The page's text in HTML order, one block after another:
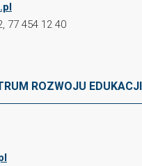
77 454 12 40
ROZWOJU EDUKACJI